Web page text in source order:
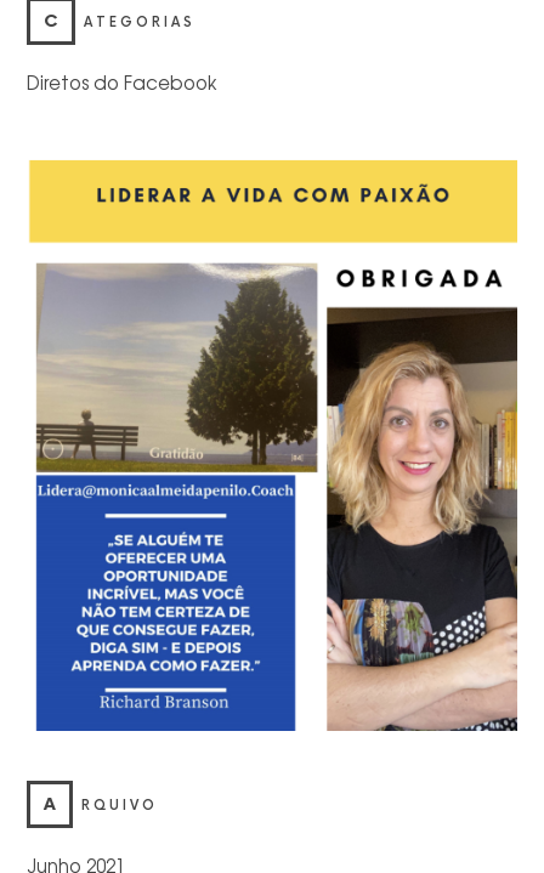
C ATEGORIAS
Diretos do Facebook
A RQUIVO
Junho 2021